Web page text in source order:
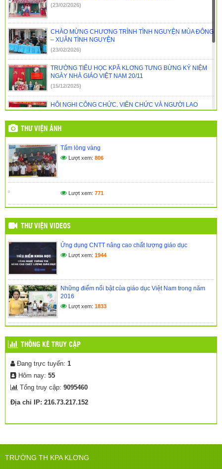
Hướng dẫn công tác tuyển sinh đại học hệ chính quy; tuyển sinh
cao đẳng, tuyển sinh trung cấp nhóm ngành đào tạo giáo viên hệ chính
quy năm 2018 (16/04/2018)
(23/02/2026)
CHÀO MỪNG CHƯƠNG TRÌNH TÌNH NGUYỆN MÙA ĐÔNG
– XUÂN TÌNH NGUYỆN
(23/02/2026)
TRƯỜNG TIỂU HỌC KPĂ KLƠNG TƯNG BỪNG KỶ NIỆM
NGÀY NHÀ GIÁO VIỆT NAM 20/11
(15/12/2025)
HỘI NGHỊ CÔNG CHỨC, VIÊN CHỨC VÀ NGƯỜI LAO
ĐỘNG NĂM HỌC 2025 – 2026
(01/11/2025)
TIỂU HỌC KPĂ KLƠNG 🎉
(14/09/2025)
NGÀY HỘI ĐỌC SÁCH – GIEO MẦM TRI THỨC DƯỚI MÁI
(27/05/2025)
THƯ VIỆN ẢNH
Tấm lòng vàng
Lượt xem: 806
Lượt xem: 771
THƯ VIỆN VIDEOS
Ứng dụng CNTT nâng cao chất lượng giáo dục
Lượt xem: 1944
Những điểm nổi bật của giáo dục Việt Nam trong năm
2016
Lượt xem: 1833
THỐNG KÊ TRUY CẬP
Đang trực tuyến: 1
Hôm nay: 55
Tổng truy cập: 9095460
Địa chỉ IP: 216.73.217.152
TRƯỜNG TH KPA KLƠNG